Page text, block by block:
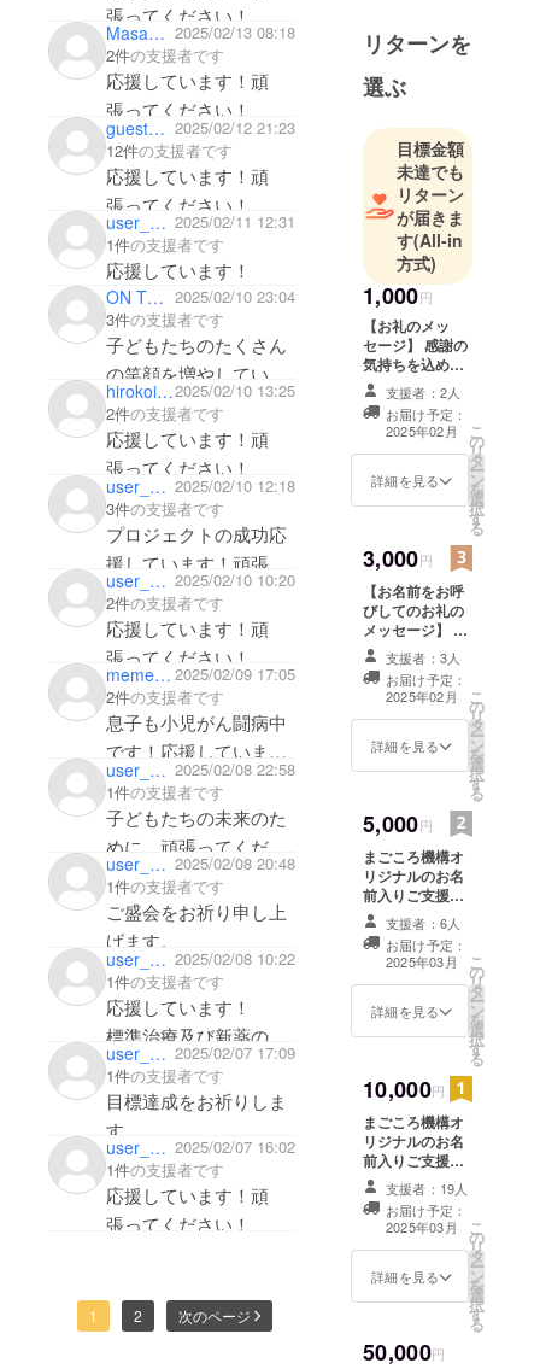
張ってください！
MasahiroMomosaki600620 2025/02/13 08:18
2件の支援者です
応援しています！頑
張ってください！
guestd7ea83dcd7 2025/02/12 21:23
12件の支援者です
応援しています！頑
張ってください！
user_5c7efb162b44 2025/02/11 12:31
1件の支援者です
応援しています！
ON THE ROAD KOBA 2025/02/10 23:04
3件の支援者です
子どもたちのたくさん
の笑顔を増やしていた
だきたいです。
ご盛会をお祈り申し上
hirokoi25252025/02/10 13:25
2件の支援者です
応援しています！頑
張ってください！
user_3c01d1e49174 2025/02/10 12:18
3件の支援者です
プロジェクトの成功応
援しています！頑張っ
てください！
user_b11ed8ffd774 2025/02/10 10:20
2件の支援者です
応援しています！頑
張ってください！
mememe0921 2025/02/09 17:05
2件の支援者です
息子も小児がん闘病中
です！応援していま
す！頑張ってくださ
い！
user_818a6bf3f794 2025/02/08 22:58
1件の支援者です
子どもたちの未来のた
めに、頑張ってくださ
い。 user_d84ddd2d5ff4 2025/02/08 20:48
1件の支援者です
ご盛会をお祈り申し上
げます。
user_a6309183be94 2025/02/08 10:22
1件の支援者です
応援しています！
標準治療及び新薬の開
発が進み
子供達の明るい未来を
願っています
user_4cfce8825004 2025/02/07 17:09
1件の支援者です
目標達成をお祈りしま
す。
user_c7d706e4d494 2025/02/07 16:02
1件の支援者です
応援しています！頑
張ってください！
1 2 次のページ
中高年の
方々と芝居
を創るのは
験になって
います。
舞台は素晴
らしい‼️
リターンを
選ぶ
目標金額
未達でも
リターン
が届きま
す(All-in
方式)
1,000円
【お礼のメッ
セージ】 感謝の
気持ちを込め
て、お礼のメッ
セージをお送り
します。
支援者：2人
お届け予定：
2025年02月
詳細を見る
こ
の
リ
タ
ー
ン
を
選
択
す
る
3,000円
【お名前をお呼
びしてのお礼の
メッセージ】 ス
タッフ、関係者
一同、あなた様
のお名前をお呼
びしてのお礼の
メッセイー時を
お送りします。
記入ください。
支援者：3人
お届け予定：
2025年02月
詳細を見る
こ
の
リ
タ
ー
ン
を
選
択
す
る
5,000円
まごころ機構オ
リジナルのお名
前入りご支援証
（青）をお送り
します支援者：6人
お届け予定：
2025年03月
詳細を見る
こ
の
リ
タ
ー
ン
を
選
択
す
る
10,000円
まごころ機構オ
リジナルのお名
前入りご支援証
（緑）をお送り
します支援者：19人
お届け予定：
2025年03月
詳細を見る
こ
の
リ
タ
ー
ン
を
選
択
す
る
50,000円